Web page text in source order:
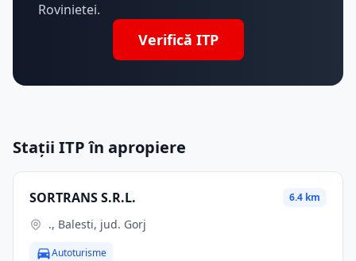
Rovinietei.
Verifică ITP
Stații ITP în apropiere
SORTRANS S.R.L. 6.4 km
., Balesti, jud. Gorj
Autoturisme